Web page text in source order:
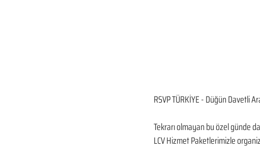
RSVP TÜRKİYE - Düğün Davetli
Tekrarı olmayan bu özel günde
LCV Hizmet Paketlerimizle